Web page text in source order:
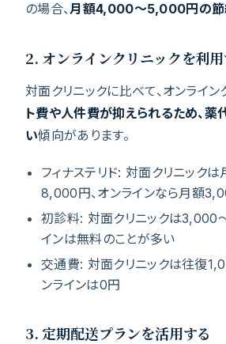
の場合、月額4,000〜5,000円の節
2. オンラインクリニックを利用
対面クリニックに比べて、オンライン
ト費や人件費が抑えられるため、
い傾向があります。
フィナステリド: 対面クリニック
8,000円、オンラインなら月額
初診料: 対面クリニックは3,000
インは無料のことが多い
交通費: 対面クリニックは往復
ンラインは0円
3. 定期配送プランを活用する